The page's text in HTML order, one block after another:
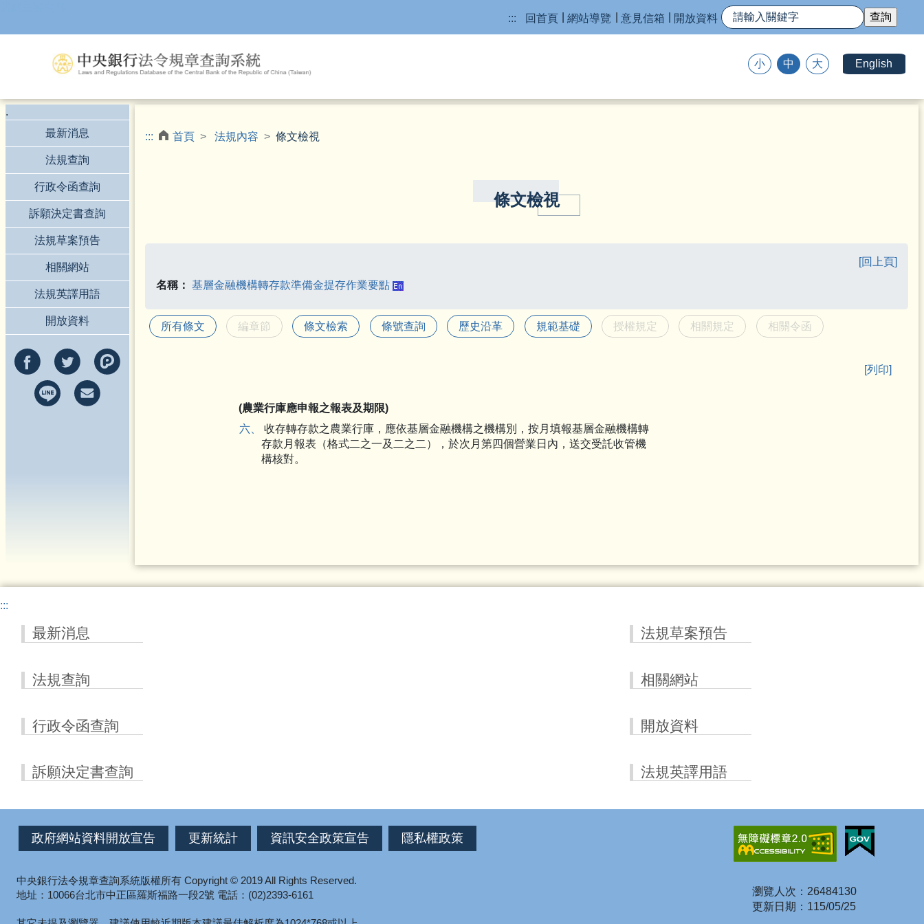
:::
回首頁 網站導覽 意見信箱 開放資料
小 中 大 English
.
最新消息
法規查詢
行政令函查詢
訴願決定書查詢
法規草案預告
相關網站
法規英譯用語
開放資料
::: 首頁 法規內容 條文檢視
條文檢視
[回上頁]
名稱：基層金融機構轉存款準備金提存作業要點
所有條文 編章節 條文檢索 條號查詢 歷史沿革 規範基礎 授權規定 相關規定 相關令函
[列印]
(農業行庫應申報之報表及期限)
六、
收存轉存款之農業行庫，應依基層金融機構之機構別，按月填報基層金融機構轉
存款月報表（格式二之一及二之二），於次月第四個營業日內，送交受託收管機
構核對。
:::
最新消息 法規草案預告
法規查詢 相關網站
行政令函查詢 開放資料
訴願決定書查詢 法規英譯用語
政府網站資料開放宣告 更新統計 資訊安全政策宣告 隱私權政策
中央銀行法令規章查詢系統版權所有Copyright © 2019 All Rights Reserved.
地址：10066台北市中正區羅斯福路一段2號 電話：(02)2393-6161
瀏覽人次：26484130
更新日期：115/05/25